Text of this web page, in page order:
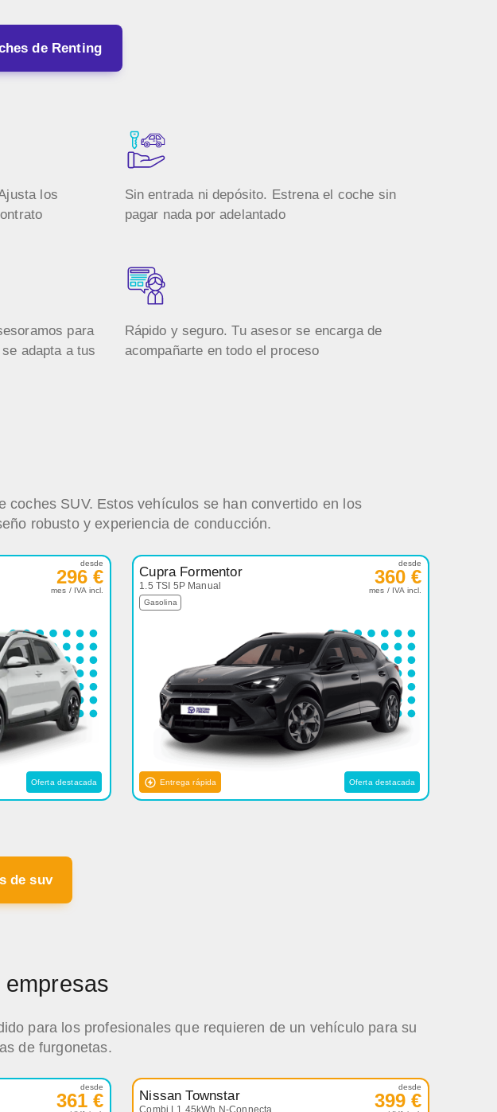
de Renting
los
Sin entrada ni depósito. Estrena el coche sin
pagar nada por adelantado
para
adapta a tus
Rápido y seguro. Tu asesor se encarga de
acompañarte en todo el proceso
SUV. Estos vehículos se han convertido en los
robusto y experiencia de conducción.
desde
296 €
mes / IVA incl.
Oferta destacada
Cupra Formentor
1.5 TSI 5P Manual
Gasolina
desde
360 €
mes / IVA incl.
Entrega rápida Oferta destacada
de suv
para los profesionales que requieren de un vehículo para su
de furgonetas.
desde
361 € Nissan Townstar
Combi L1 45kWh N-Connecta
desde
399 €